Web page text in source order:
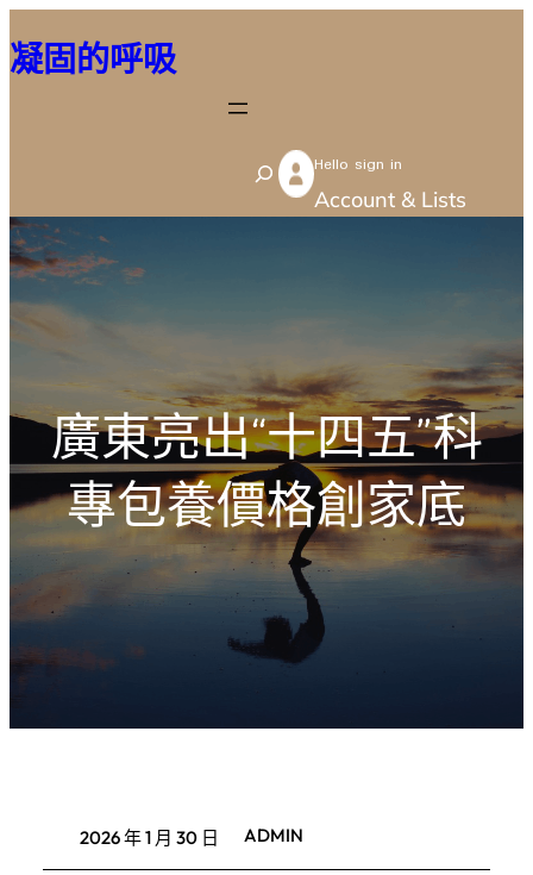
至
容
凝固的呼吸
S
e
Hello sign in
Account & Lists
廣東亮出“十四五”科
專包養價格創家底
2026 年 1 月 30 日 ADMIN